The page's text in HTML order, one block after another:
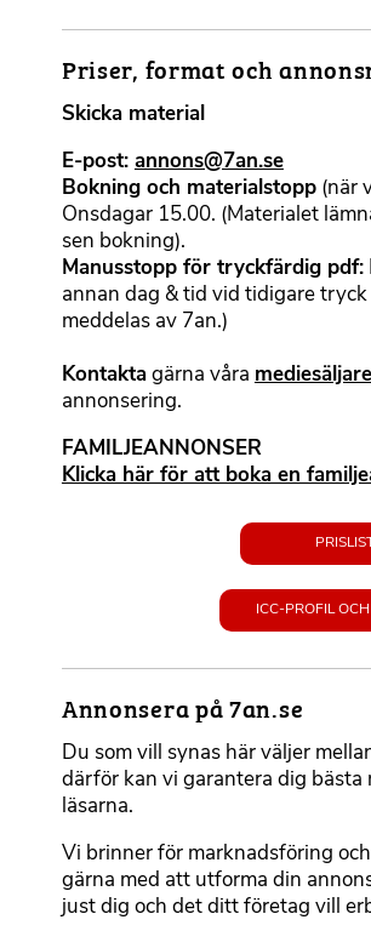
F
r
m
a
t
t
e
r
b
a
r
t
e
x
t
Priser, format och
Skicka material
E-post: annons@7an.se
Bokning och materialstopp(när
Onsdagar 15.00. (Materialet
sen bokning).
Manusstopp för tryckfärdig pdf:
annan dag & tid vid tidigare
meddelas av 7an.)
Kontaktagärna våra mediesäljare
annonsering.
FAMILJEANNONSER
Klicka här för att boka en
ICC-PROFIL
F
r
m
a
t
t
e
r
Annonsera på 7an.se
Du som vill synas här väljer
därför kan vi garantera dig bästa
läsarna.
Vi brinner för marknadsföring
gärna med att utforma din
just dig och det ditt företag vill